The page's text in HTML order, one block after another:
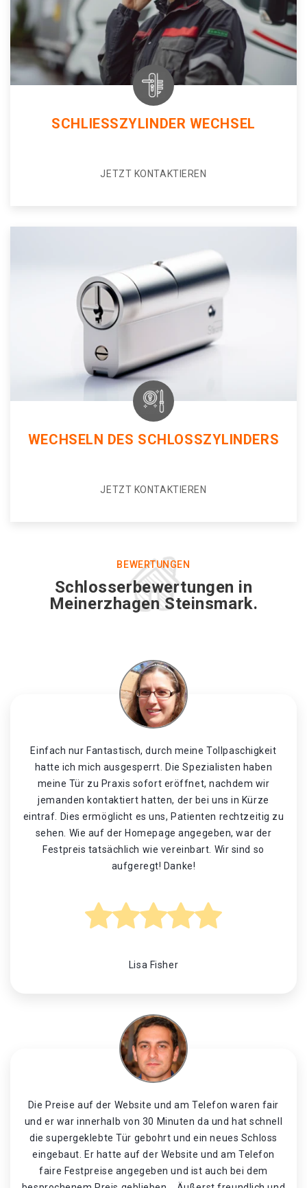
SCHLIESSZYLINDER WECHSEL
JETZT KONTAKTIEREN
WECHSELN DES SCHLOSSZYLINDERS
JETZT KONTAKTIEREN
BEWERTUNGEN
Schlosserbewertungen in
Meinerzhagen Steinsmark.
Einfach nur Fantastisch, durch meine Tollpaschigkeit
hatte ich mich ausgesperrt. Die Spezialisten haben
meine Tür zu Praxis sofort eröffnet, nachdem wir
jemanden kontaktiert hatten, der bei uns in Kürze
eintraf. Dies ermöglicht es uns, Patienten rechtzeitig zu
sehen. Wie auf der Homepage angegeben, war der
Festpreis tatsächlich wie vereinbart. Wir sind so
aufgeregt! Danke!
Lisa Fisher
Die Preise auf der Website und am Telefon waren fair
und er war innerhalb von 30 Minuten da und hat schnell
die supergeklebte Tür gebohrt und ein neues Schloss
eingebaut. Er hatte auf der Website und am Telefon
faire Festpreise angegeben und ist auch bei dem